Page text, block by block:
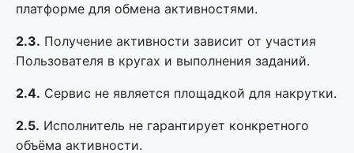
платформе для обмена активностями.
2.3. Получение активности зависит от участия
Пользователя в кругах и выполнения заданий.
2.4. Сервис не является площадкой для накрутки.
2.5. Исполнитель не гарантирует конкретного
объёма активности.